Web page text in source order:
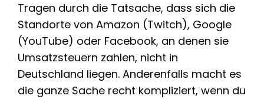
Tragen durch die Tatsache, dass sich die
Standorte von Amazon (Twitch), Google
(YouTube) oder Facebook, an denen sie
Umsatzsteuern zahlen, nicht in
Deutschland liegen. Anderenfalls macht es
die ganze Sache recht kompliziert, wenn du